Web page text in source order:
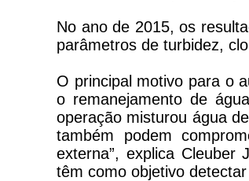
No ano de 2015, os
parâmetros de turbidez,
O principal motivo para o
o remanejamento de
operação misturou água
também podem
externa”, explica Cleuber
têm como objetivo